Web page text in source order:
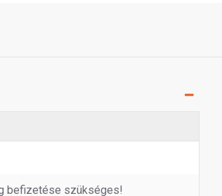
befizetése szükséges!